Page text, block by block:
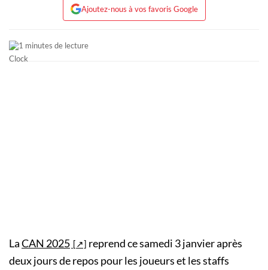
Ajoutez-nous à vos favoris Google
1 minutes de lecture
LaCAN 2025
reprend ce samedi 3 janvier après
deux jours de repos pour les joueurs et les staffs